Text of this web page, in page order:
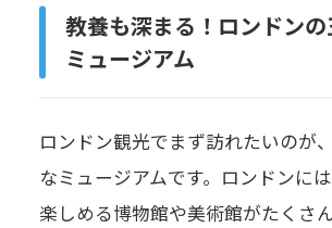
教養も深まる！ロンドン
ミュージアム
ロンドン観光でまず訪れたいのが
なミュージアムです。ロンドンに
楽しめる博物館や美術館がたくさ